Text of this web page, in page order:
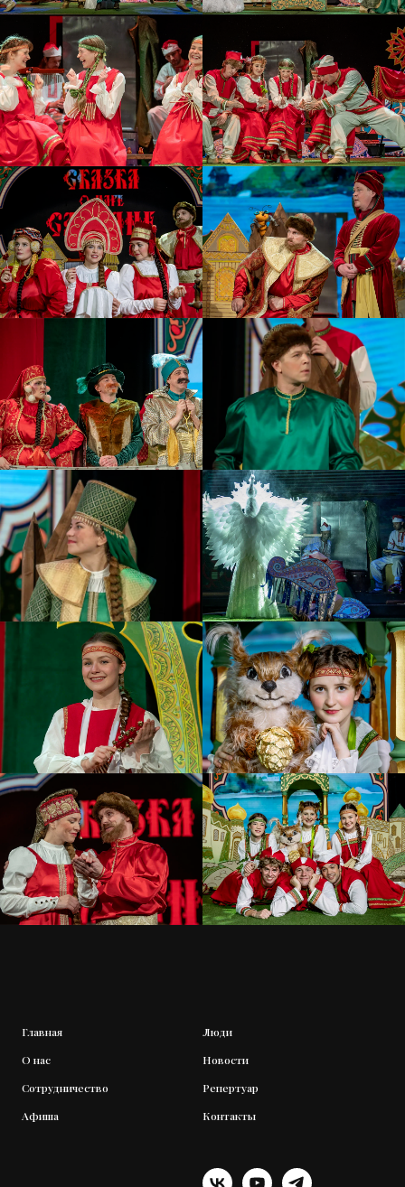
Главная
О нас
Сотрудничество
Афиша
Люди
Новости
Репертуар
Контакты